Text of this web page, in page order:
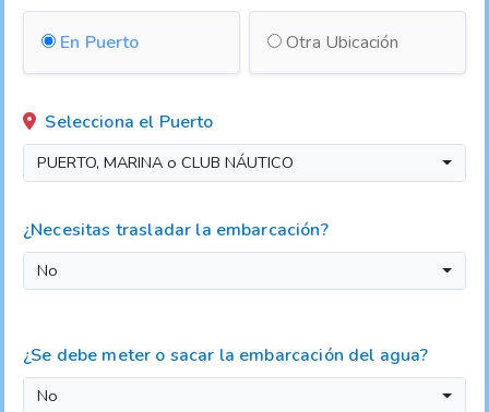
En Puerto Otra Ubicación
Selecciona el Puerto
PUERTO, MARINA o CLUB NÁUTICO
¿Necesitas trasladar la embarcación?
No
¿Se debe meter o sacar la embarcación del agua?
No